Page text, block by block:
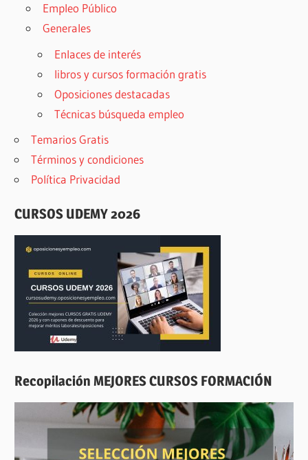
Empleo Público
Generales
Enlaces de interés
libros y cursos formación gratis
Oposiciones destacadas
Técnicas búsqueda empleo
Temarios Gratis
Términos y condiciones
Política Privacidad
CURSOS UDEMY 2026
Recopilación MEJORES CURSOS FORMACIÓN